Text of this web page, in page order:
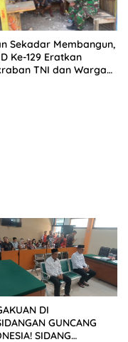
Sekadar Membangun,
Ke-129 Eratkan
TNI dan Warga
DI
GUNCANG
SIDANG